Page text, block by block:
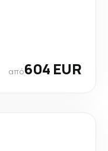
από604 EUR